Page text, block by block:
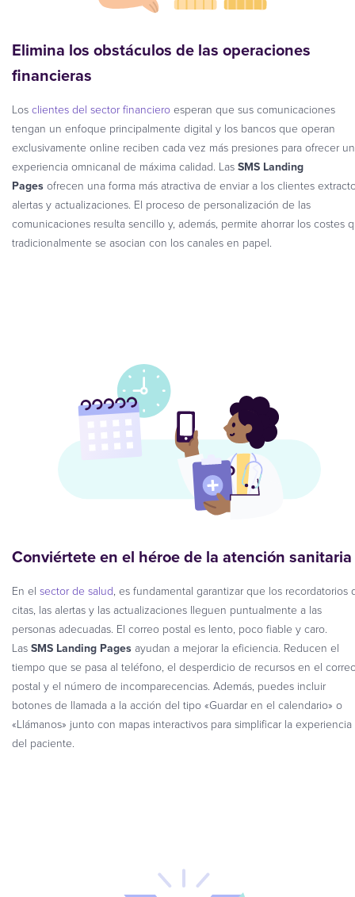
Elimina los obstáculos de las operaciones
financieras
Losclientes del sector financieroesperan que sus comunicaciones
tengan un enfoque principalmente digital y los bancos que operan
exclusivamente online reciben cada vez más presiones para ofrecer
experiencia omnicanal de máxima calidad. LasSMS Landing
Pagesofrecen una forma más atractiva de enviar a los clientes
alertas y actualizaciones. El proceso de personalización de las
comunicaciones resulta sencillo y, además, permite ahorrar los costes
tradicionalmente se asocian con los canales en papel.
Conviértete en el héroe de la atención sanitaria
En el sector de salud, es fundamental garantizar que los recordatorios
citas, las alertas y las actualizaciones lleguen puntualmente a las
personas adecuadas. El correo postal es lento, poco fiable y caro.
LasSMS Landing Pagesayudan a mejorar la eficiencia. Reducen el
tiempo que se pasa al teléfono, el desperdicio de recursos en el
postal y el número de incomparecencias. Además, puedes incluir
botones de llamada a la acción del tipo «Guardar en el calendario» o
«Llámanos» junto con mapas interactivos para simplificar la experiencia
del paciente.